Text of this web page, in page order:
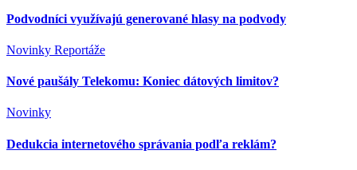
Podvodníci využívajú generované hlasy na podvody
Novinky Reportáže
Nové paušály Telekomu: Koniec dátových limitov?
Novinky
Dedukcia internetového správania podľa reklám?